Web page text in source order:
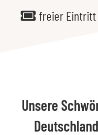
freier Eintritt
Unsere